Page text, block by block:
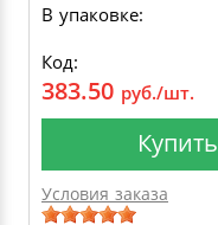
В упаковке:
Код:
383.50 руб./шт.
Купить
Условия заказа